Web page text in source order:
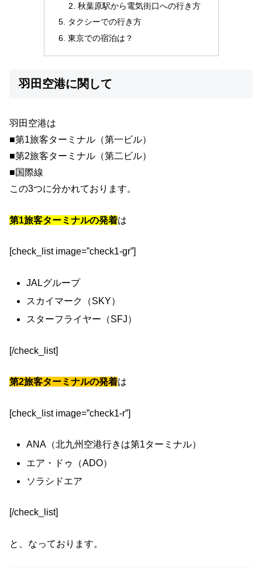
秋葉原駅から電気街口への行き方
タクシーでの行き方
東京での宿泊は？
羽田空港に関して
羽田空港は
■第1旅客ターミナル（第一ビル）
■第2旅客ターミナル（第二ビル）
■国際線
この3つに分かれております。
第1旅客ターミナルの発着は
[check_list image=”check1-gr”]
JALグループ
スカイマーク（SKY）
スターフライヤー（SFJ）
[/check_list]
第2旅客ターミナルの発着は
[check_list image=”check1-r”]
ANA（北九州空港行きは第1ターミナル）
エア・ドゥ（ADO）
ソラシドエア
[/check_list]
と、なっております。